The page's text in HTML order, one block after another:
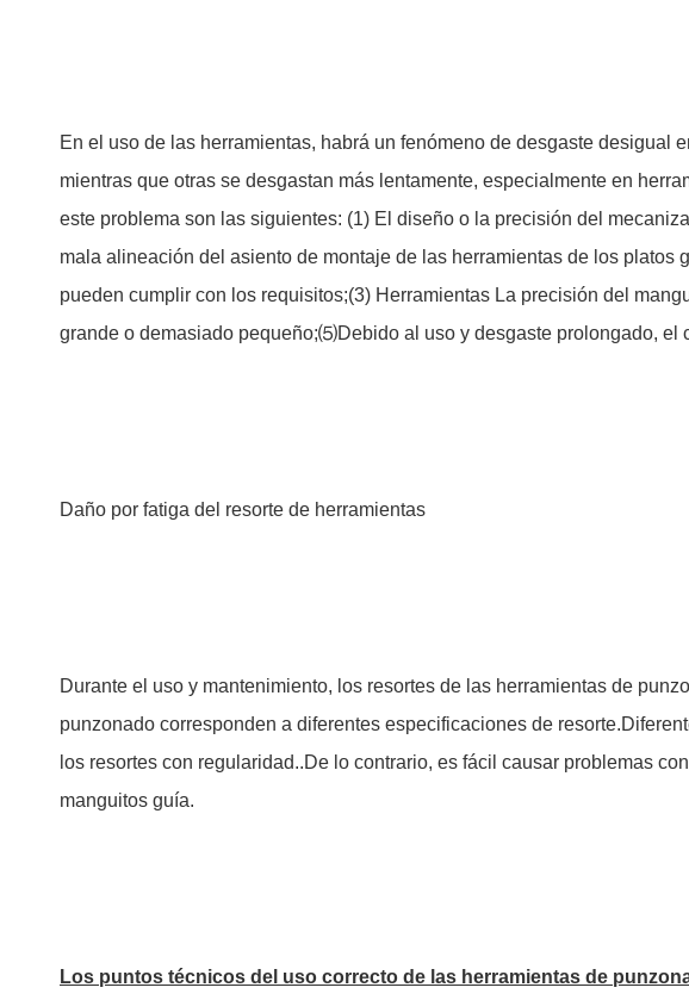
En el uso de las herramientas, habrá un fenómeno de desgaste
mientras que otras se desgastan más lentamente, especialmente en
este problema son las siguientes: (1) El diseño o la precisión del
mala alineación del asiento de montaje de las herramientas de los
pueden cumplir con los requisitos;(3) Herramientas La precisión del
grande o demasiado pequeño;⑸Debido al uso y desgaste prolongado, el
Daño por fatiga del resorte de herramientas
Durante el uso y mantenimiento, los resortes de las herramientas de
punzonado corresponden a diferentes especificaciones de
los resortes con regularidad..De lo contrario, es fácil causar problemas
manguitos guía.
Los puntos técnicos del uso correcto de las herramientas de